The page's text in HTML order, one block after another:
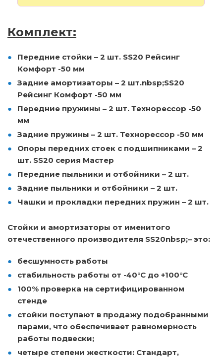
Комплект:
Передние стойки – 2 шт. SS20 Рейсинг
Комфорт -50 мм
Задние амортизаторы – 2 шт.nbsp;SS20
Рейсинг Комфорт -50 мм
Передние пружины – 2 шт. Технорессор -50
мм
Задние пружины – 2 шт. Технорессор -50 мм
Опоры передних стоек с подшипниками – 2
шт. SS20 серия Мастер
Передние пыльники и отбойники – 2 шт.
Задние пыльники и отбойники – 2 шт.
Чашки и прокладки передних пружин – 2 шт.
Стойки и амортизаторы от именитого
отечественного производителя SS20nbsp;– это:
бесшумность работы
стабильность работы от -40°С до +100°С
100% проверка на сертифицированном
стенде
стойки поступают в продажу подобранными
парами, что обеспечивает равномерность
работы подвески;
четыре степени жесткости: Стандарт,